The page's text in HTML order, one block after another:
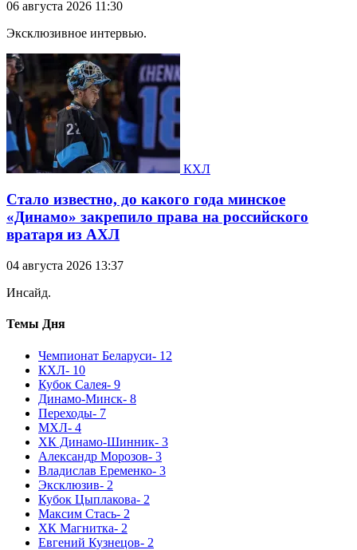
06 августа 2026 11:30
Эксклюзивное интервью.
КХЛ
Стало известно, до какого года минское
«Динамо» закрепило права на российского
вратаря из АХЛ
04 августа 2026 13:37
Инсайд.
Темы Дня
Чемпионат Беларуси- 12
КХЛ- 10
Кубок Салея- 9
Динамо-Минск- 8
Переходы- 7
МХЛ- 4
ХК Динамо-Шинник- 3
Александр Морозов- 3
Владислав Еременко- 3
Эксклюзив- 2
Кубок Цыплакова- 2
Максим Стась- 2
ХК Магнитка- 2
Евгений Кузнецов- 2